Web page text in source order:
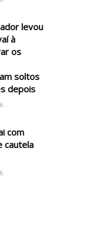
levou
à
os
soltos
depois
com
cautela